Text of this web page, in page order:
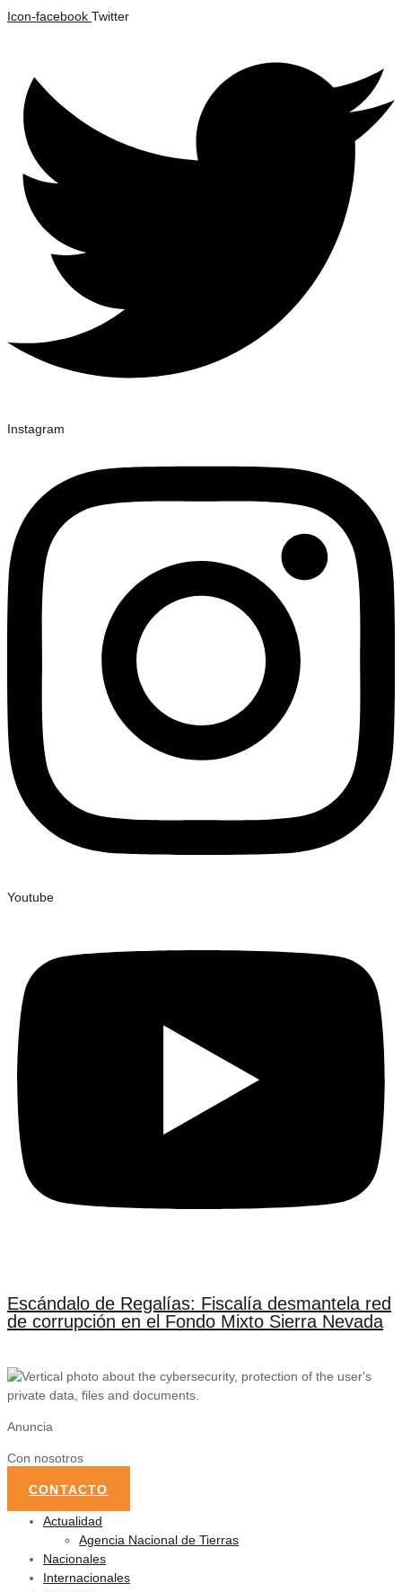
Saltar
Icon-facebook Twitter
Instagram
Youtube
Escándalo de Regalías: Fiscalía desmantela red
de corrupción en el Fondo Mixto Sierra Nevada
Anuncia
Con nosotros
CONTACTO
Actualidad
Agencia Nacional de Tierras
Nacionales
Internacionales